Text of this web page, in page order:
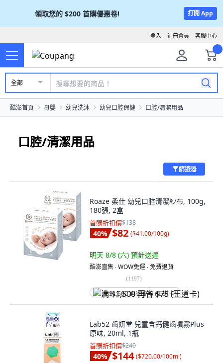
領取您的 $200 首購優惠卷! 打開 App
客服中心
註冊會員
登入
全部
酷澎首頁 母嬰 幼兒洗沐 幼兒口腔保健 口腔/清潔用品
口腔/清潔用品
篩選器
Roaze 柔仕 幼兒口腔清潔紗布, 100g,
180張, 2盒
首購折扣價$138
40% $82 ($41.00/100g)
明天 8/8 (六) 預計送達
酷澎直售 ∙ WOW免運 ∙ 免費退貨
(1197)
满 $1,500 再省 $75 (王道卡)
Lab52 齒妍堂 兒童含鈣健齒噴霧Plus
原味, 20ml, 1瓶
首購折扣價$240
40% $144 ($720.00/100ml)